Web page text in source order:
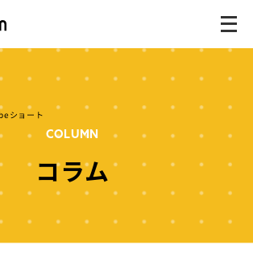
メ
ショート
COLUMN
コラム